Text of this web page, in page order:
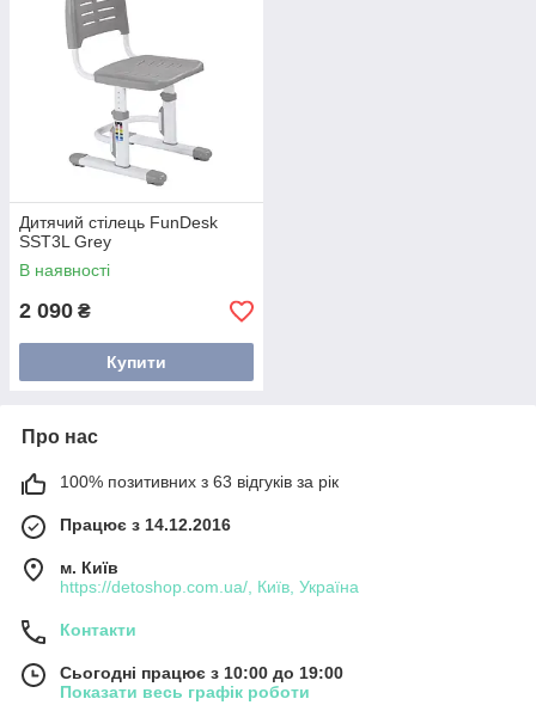
Дитячий стілець FunDesk
SST3L Grey
В наявності
2 090 ₴
Купити
Про нас
100% позитивних з 63 відгуків за рік
Працює з 14.12.2016
м. Київ
https://detoshop.com.ua/, Київ, Україна
Контакти
Сьогодні працює з 10:00 до 19:00
Показати весь графік роботи